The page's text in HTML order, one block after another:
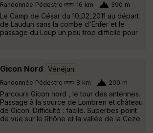
Randonnée Pédestre 16 km 390 m
Le Camp de César du 10_02_2011 au départ
de Laudun sans la combe d'Enfer et le
passage du Loup un peu trop difficile pour
Gicon Nord Vénéjan
Randonnée Pédestre 8 km 200 m
Parcours Gicon nord , le tour des antennes.
Passage à la source de Lombren et château
de Gicon. Difficulté : facile. Superbes point
de vue sur le Rhône et la vallée de la Ceze.